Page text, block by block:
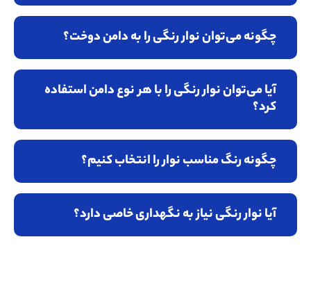
چگونه می‌توان نوار رنگی را به دامن دوخت؟
آیا می‌توان نوار رنگی را با هر نوع دامن استفاده
کرد؟
چگونه رنگ مناسب نوار را انتخاب کنیم؟
آیا نوار رنگی نیاز به نگهداری خاصی دارد؟